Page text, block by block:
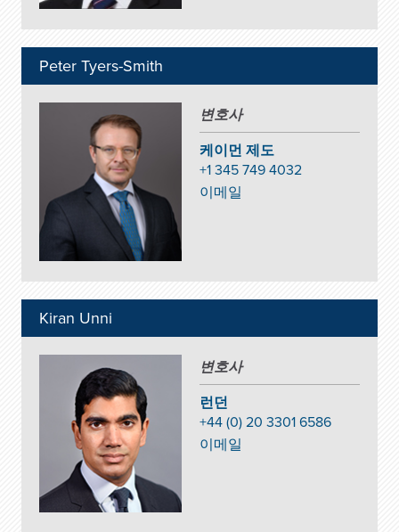
Peter Tyers-Smith
변호사
케이먼 제도
+1 345 749 4032
이메일
Kiran Unni
변호사
런던
+44 (0) 20 3301 6586
이메일